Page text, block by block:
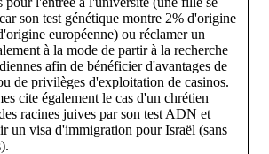
car son test génétique montre 2% d'origine
européenne) ou réclamer un
à la mode de partir à la recherche
afin de bénéficier d'avantages de
de privilèges d'exploitation de casinos.
cite également le cas d'un chrétien
racines juives par son test ADN et
un visa d'immigration pour Israël (sans